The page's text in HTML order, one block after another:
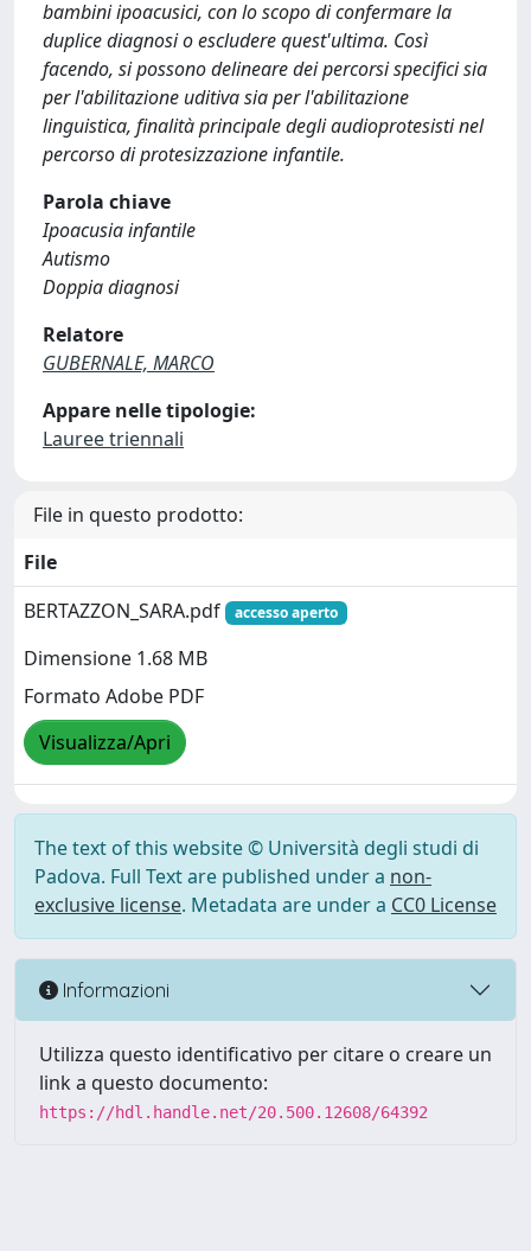
bambini ipoacusici, con lo scopo di confermare la
duplice diagnosi o escludere quest'ultima. Così
facendo, si possono delineare dei percorsi specifici sia
per l'abilitazione uditiva sia per l'abilitazione
linguistica, finalità principale degli audioprotesisti nel
percorso di protesizzazione infantile.
Parola chiave
Ipoacusia infantile
Autismo
Doppia diagnosi
Relatore
GUBERNALE, MARCO
Appare nelle tipologie:
Lauree triennali
File in questo prodotto:
File
BERTAZZON_SARA.pdf
accesso aperto
Dimensione 1.68 MB
Formato Adobe PDF
Visualizza/Apri
The text of this website © Università degli studi di
Padova. Full Text are published under a non-
exclusive license. Metadata are under a CC0 License
Informazioni
Utilizza questo identificativo per citare o creare un
link a questo documento:
https://hdl.handle.net/20.500.12608/64392